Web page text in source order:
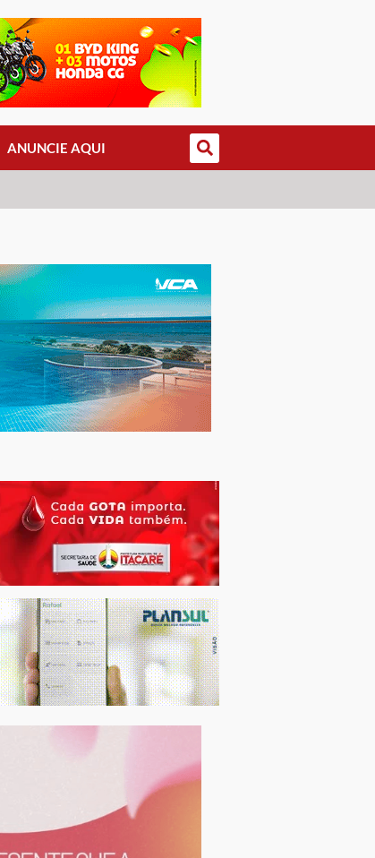
ANUNCIE AQUI